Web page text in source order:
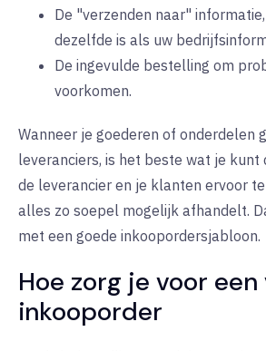
De "verzenden naar"
dezelfde is als uw
De ingevulde bestelling om
voorkomen.
Wanneer je goederen of onderdelen
leveranciers, is het beste wat je kunt
de leverancier en je klanten ervoor
alles zo soepel mogelijk afhandelt.
met een goede inkoopordersjabloon.
Hoe zorg je voor
inkooporder